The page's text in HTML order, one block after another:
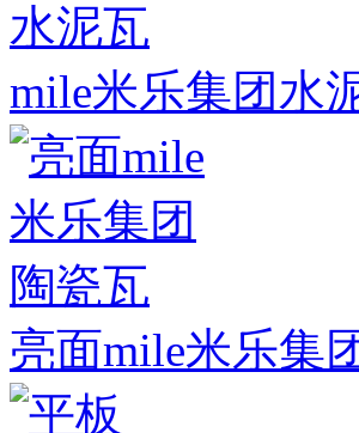
mile米乐集团水
亮面mile米乐集